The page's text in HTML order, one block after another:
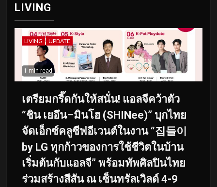
LIVING
LIVING UPDATE
1 min read
เตรียมกรี๊ดกันให้สนั่น! แอลจีคว้าตัว
“ชิน เยอึน–มินโฮ (SHINee)” บุกไทย
จัดเอ็กซ์คลูซีฟอีเวนต์ในงาน “집들이
by LG ทุกก้าวของการใช้ชีวิตในบ้าน
เริ่มต้นกับแอลจี” พร้อมทัพศิลปินไทย
ร่วมสร้างสีสัน ณ เซ็นทรัลเวิลด์ 4-9